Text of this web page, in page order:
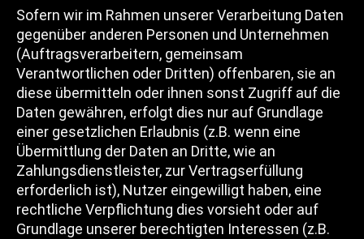
Sofern wir im Rahmen unserer Verarbeitung Daten
gegenüber anderen Personen und Unternehmen
(Auftragsverarbeitern, gemeinsam
Verantwortlichen oder Dritten) offenbaren, sie an
diese übermitteln oder ihnen sonst Zugriff auf die
Daten gewähren, erfolgt dies nur auf Grundlage
einer gesetzlichen Erlaubnis (z.B. wenn eine
Übermittlung der Daten an Dritte, wie an
Zahlungsdienstleister, zur Vertragserfüllung
erforderlich ist), Nutzer eingewilligt haben, eine
rechtliche Verpflichtung dies vorsieht oder auf
Grundlage unserer berechtigten Interessen (z.B.